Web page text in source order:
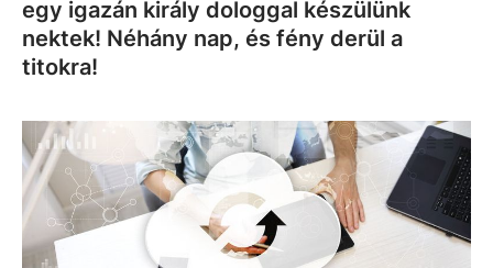
egy igazán király dologgal készülünk
nektek! Néhány nap, és fény derül a
titokra!